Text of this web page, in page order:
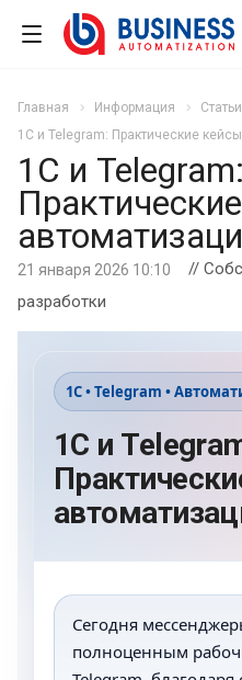
Главная Информация
Статьи
1С и Telegram: Практические
1С и Telegram:
21 января 2026 10:10
//
разработки
1С • Telegram •
1С и
Сегодня
полноценным